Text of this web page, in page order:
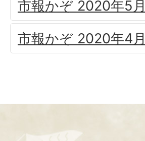
市報かぞ 2020年5
市報かぞ 2020年4